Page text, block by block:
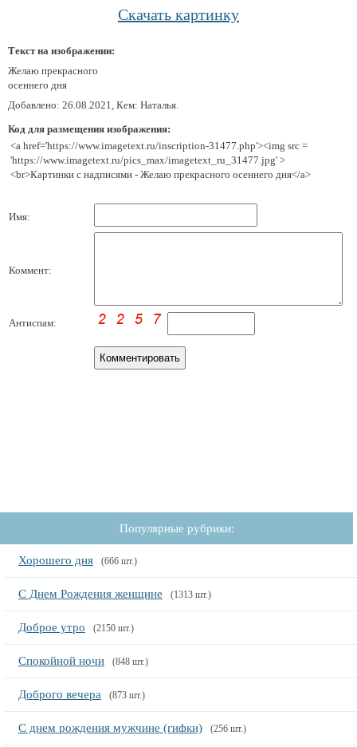
Скачать картинку
Текст на изображении:
Желаю прекрасного
осеннего дня
Добавлено: 26.08.2021, Кем: Наталья.
Код для размещения изображения:
<a href='https://www.imagetext.ru/inscription-31477.php'><img src =
'https://www.imagetext.ru/pics_max/imagetext_ru_31477.jpg' >
<br>Картинки с надписями - Желаю прекрасного осеннего дня</a>
Имя:
Коммент:
Антиспам:
Популярные рубрики:
Хорошего дня (666 шт.)
С Днем Рождения женщине (1313 шт.)
Доброе утро (2150 шт.)
Спокойной ночи (848 шт.)
Доброго вечера (873 шт.)
С днем рождения мужчине (гифки) (256 шт.)